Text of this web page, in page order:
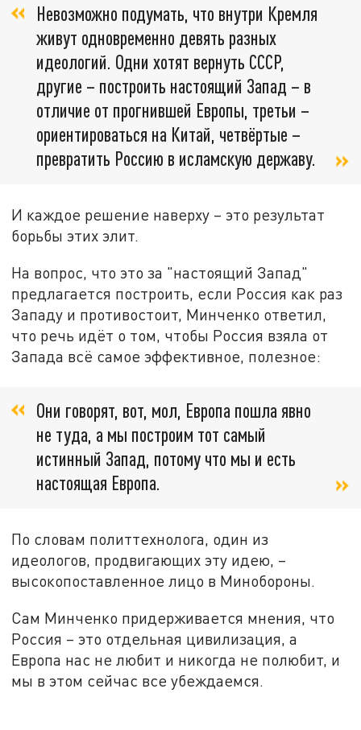
Невозможно подумать, что внутри Кремля
живут одновременно девять разных
идеологий. Одни хотят вернуть СССР,
другие – построить настоящий Запад – в
отличие от прогнившей Европы, третьи –
ориентироваться на Китай, четвёртые –
превратить Россию в исламскую державу.
И каждое решение наверху – это результат
борьбы этих элит.
На вопрос, что это за "настоящий Запад"
предлагается построить, если Россия как раз
Западу и противостоит, Минченко ответил,
что речь идёт о том, чтобы Россия взяла от
Запада всё самое эффективное, полезное:
Они говорят, вот, мол, Европа пошла явно
не туда, а мы построим тот самый
истинный Запад, потому что мы и есть
настоящая Европа.
По словам политтехнолога, один из
идеологов, продвигающих эту идею, –
высокопоставленное лицо в Минобороны.
Сам Минченко придерживается мнения, что
Россия – это отдельная цивилизация, а
Европа нас не любит и никогда не полюбит, и
мы в этом сейчас все убеждаемся.